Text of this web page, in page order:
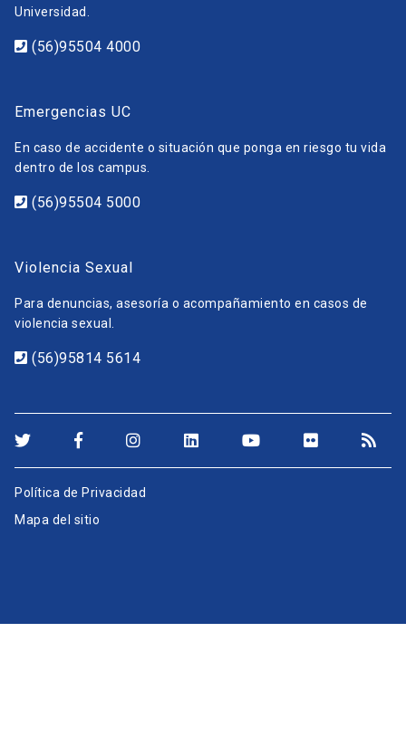
Universidad.
(56)95504 4000
Emergencias UC
En caso de accidente o situación que ponga en riesgo tu vida
dentro de los campus.
(56)95504 5000
Violencia Sexual
Para denuncias, asesoría o acompañamiento en casos de
violencia sexual.
(56)95814 5614
Política de Privacidad
Mapa del sitio